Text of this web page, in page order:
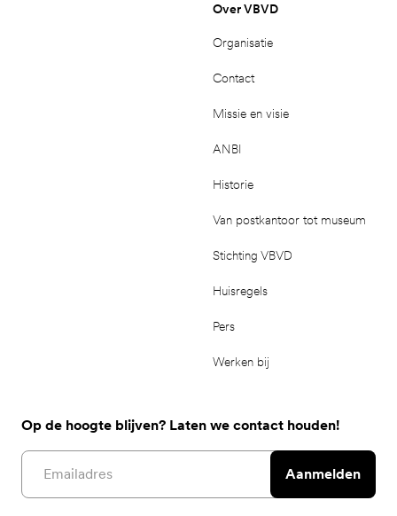
Over VBVD
Organisatie
Contact
Missie en visie
ANBI
Historie
Van postkantoor tot museum
Stichting VBVD
Huisregels
Pers
Werken bij
Op de hoogte blijven? Laten we contact houden!
Email address
Aanmelden